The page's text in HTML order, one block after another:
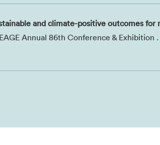
and climate-positive outcomes for
Annual 86th Conference & Exhibition